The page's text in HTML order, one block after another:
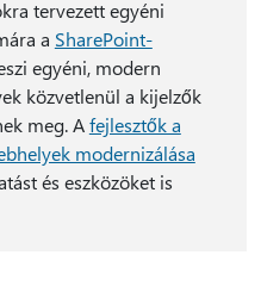
tervezett egyéni
a SharePoint-
egyéni, modern
közvetlenül a kijelzők
meg. Afejlesztők a
modernizálása
és eszközöket is